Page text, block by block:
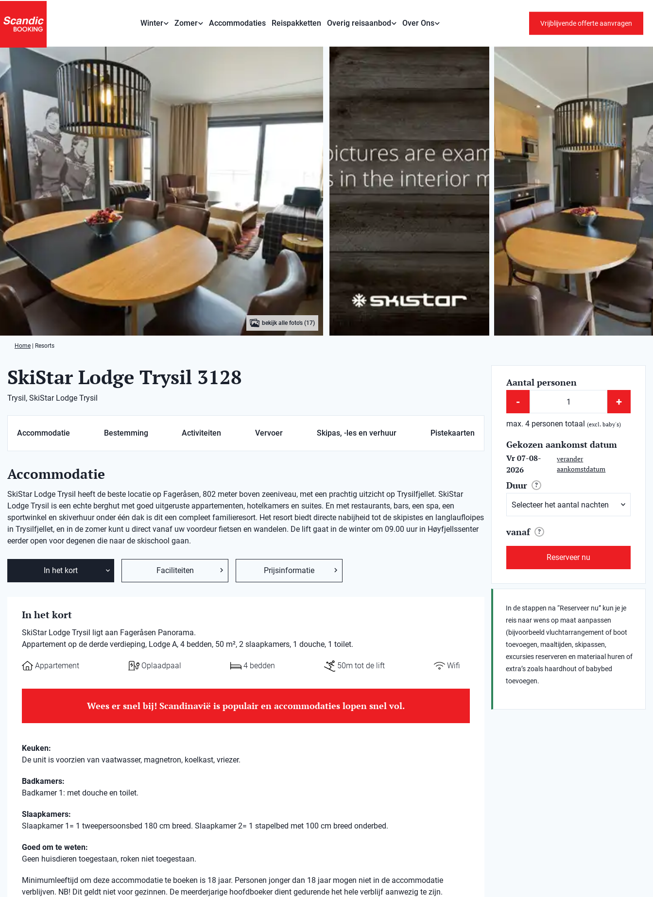
Winter Zomer Accommodaties Reispakketten Overig reisaanbod Over Ons Vrijblijvende offerte aanvragen
bekijk alle foto's (17)
Home Resorts
SkiStar Lodge Trysil 3128
Trysil, SkiStar Lodge Trysil
Accommodatie Bestemming Activiteiten Vervoer Skipas, -les en verhuur Pistekaarten
Accommodatie
SkiStar Lodge Trysil heeft de beste locatie op Fageråsen, 802 meter boven zeeniveau, met een prachtig uitzicht op Trysilfjellet. SkiStar
Lodge Trysil is een echte berghut met goed uitgeruste appartementen, hotelkamers en suites. En met restaurants, bars, een spa, een
sportwinkel en skiverhuur onder één dak is dit een compleet familieresort. Het resort biedt directe nabijheid tot de skipistes en langlaufloipes
in Trysilfjellet, en in de zomer kunt u direct vanaf uw voordeur fietsen en wandelen. De lift gaat in de winter om 09.00 uur in Høyfjellssenter
eerder open voor degenen die naar de skischool gaan.
In het kort Faciliteiten Prijsinformatie
In het kort
SkiStar Lodge Trysil ligt aan Fageråsen Panorama.
Appartement op de derde verdieping, Lodge A, 4 bedden, 50 m², 2 slaapkamers, 1 douche, 1 toilet.
Appartement Oplaadpaal 4 bedden 50m tot de lift Wifi
Wees er snel bij! Scandinavië is populair en accommodaties lopen snel vol.
Keuken:
De unit is voorzien van vaatwasser, magnetron, koelkast, vriezer.
Badkamers:
Badkamer 1: met douche en toilet.
Slaapkamers:
Slaapkamer 1= 1 tweepersoonsbed 180 cm breed. Slaapkamer 2= 1 stapelbed met 100 cm breed onderbed.
Goed om te weten:
Geen huisdieren toegestaan, roken niet toegestaan.
Minimumleeftijd om deze accommodatie te boeken is 18 jaar. Personen jonger dan 18 jaar mogen niet in de accommodatie
verblijven. NB! Dit geldt niet voor gezinnen. De meerderjarige hoofdboeker dient gedurende het hele verblijf aanwezig te zijn.
Aantal personen
- +
max. 4 personen totaal(excl. baby's)
Gekozen aankomst datum
Vr 07-08-
2026
verander
aankomstdatum
Duur ?
vanaf ?
Reserveer nu
In de stappen na “Reserveer nu” kun je je
reis naar wens op maat aanpassen
(bijvoorbeeld vluchtarrangement of boot
toevoegen, maaltijden, skipassen,
excursies reserveren en materiaal huren of
extra’s zoals haardhout of babybed
toevoegen.